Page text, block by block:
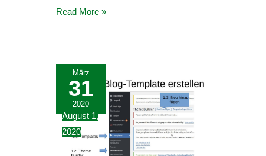
Facebook
Read More »
März
31
2020
August 1,
2020